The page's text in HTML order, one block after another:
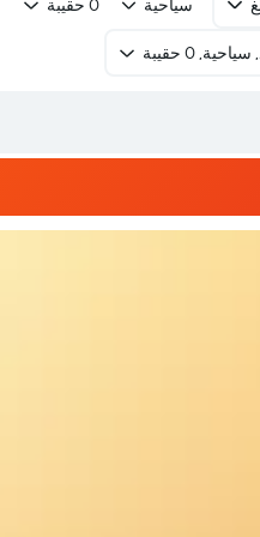
سياحية 0 حقيبة
0 حقيبة